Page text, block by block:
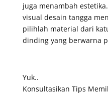
juga menambah
visual desain tangga
pilihlah material dari
dinding yang berwarna
Yuk..
Konsultasikan Tips